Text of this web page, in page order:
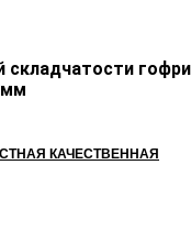
КАЧЕСТВЕННАЯ